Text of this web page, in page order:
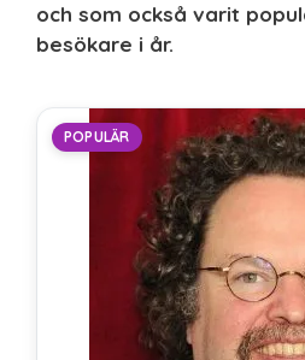
och som också varit
besökare i år.
POPULÄR